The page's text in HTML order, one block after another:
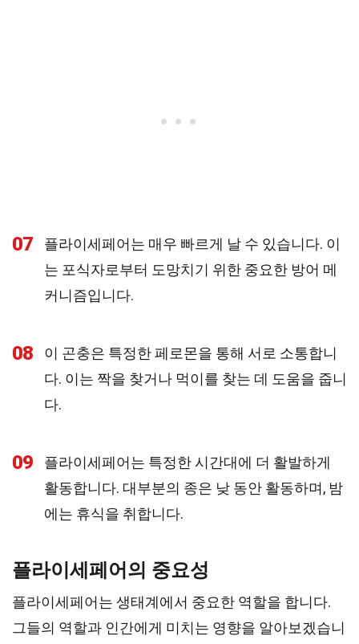
07
플라이세페어는 매우 빠르게 날 수 있습니다. 이
는 포식자로부터 도망치기 위한 중요한 방어 메
커니즘입니다.
08
이 곤충은 특정한 페로몬을 통해 서로 소통합니
다. 이는 짝을 찾거나 먹이를 찾는 데 도움을 줍니
다.
09
플라이세페어는 특정한 시간대에 더 활발하게
활동합니다. 대부분의 종은 낮 동안 활동하며, 밤
에는 휴식을 취합니다.
플라이세페어의 중요성
플라이세페어는 생태계에서 중요한 역할을 합니다.
그들의 역할과 인간에게 미치는 영향을 알아보겠습니